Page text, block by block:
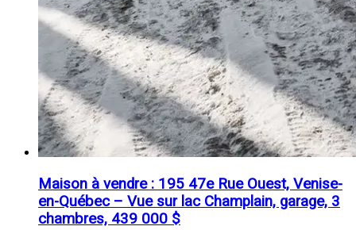
Maison à vendre : 195 47e Rue Ouest, Venise-
en-Québec – Vue sur lac Champlain, garage, 3
chambres, 439 000 $